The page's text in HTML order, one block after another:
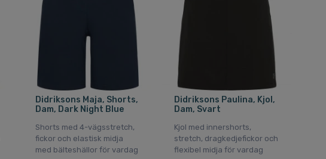
Didriksons Maja, Shorts,
Dam, Dark Night Blue
Shorts med 4-vägsstretch,
fickor och elastisk midja
med bälteshällor för vardag
Didriksons Paulina, Kjol,
Dam, Svart
Kjol med innershorts,
stretch, dragkedjefickor och
flexibel midja för vardag